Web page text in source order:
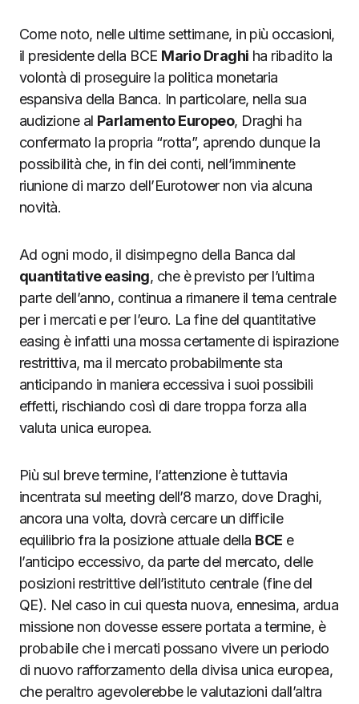
Come noto, nelle ultime settimane, in più occasioni,
il presidente della BCE Mario Draghi ha ribadito la
volontà di proseguire la politica monetaria
espansiva della Banca. In particolare, nella sua
audizione al Parlamento Europeo, Draghi ha
confermato la propria “rotta”, aprendo dunque la
possibilità che, in fin dei conti, nell’imminente
riunione di marzo dell’Eurotower non via alcuna
novità.
Ad ogni modo, il disimpegno della Banca dal
quantitative easing, che è previsto per l’ultima
parte dell’anno, continua a rimanere il tema centrale
per i mercati e per l’euro. La fine del quantitative
easing è infatti una mossa certamente di ispirazione
restrittiva, ma il mercato probabilmente sta
anticipando in maniera eccessiva i suoi possibili
effetti, rischiando così di dare troppa forza alla
valuta unica europea.
Più sul breve termine, l’attenzione è tuttavia
incentrata sul meeting dell’8 marzo, dove Draghi,
ancora una volta, dovrà cercare un difficile
equilibrio fra la posizione attuale della BCE e
l’anticipo eccessivo, da parte del mercato, delle
posizioni restrittive dell’istituto centrale (fine del
QE). Nel caso in cui questa nuova, ennesima, ardua
missione non dovesse essere portata a termine, è
probabile che i mercati possano vivere un periodo
di nuovo rafforzamento della divisa unica europea,
che peraltro agevolerebbe le valutazioni dall’altra